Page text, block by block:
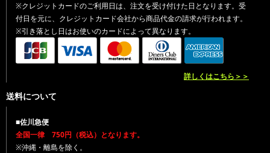
※クレジットカードのご利用日は、注文を受け付けた日となります。受
付日を元に、クレジットカード会社から商品代金の請求が行われます。
※引き落とし日はお使いのカードによって異なります。
詳しくはこちら＞＞
送料について
■佐川急便
全国一律 750円（税込）となります。
※沖縄・離島を除く。